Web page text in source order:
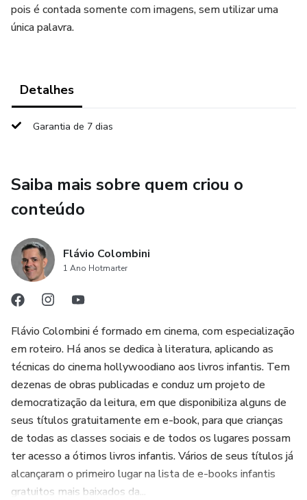
pois é contada somente com imagens, sem utilizar uma
única palavra.
Detalhes
Garantia de 7 dias
Saiba mais sobre quem criou o
conteúdo
Flávio Colombini
1 Ano Hotmarter
Flávio Colombini é formado em cinema, com especialização
em roteiro. Há anos se dedica à literatura, aplicando as
técnicas do cinema hollywoodiano aos livros infantis. Tem
dezenas de obras publicadas e conduz um projeto de
democratização da leitura, em que disponibiliza alguns de
seus títulos gratuitamente em e-book, para que crianças
de todas as classes sociais e de todos os lugares possam
ter acesso a ótimos livros infantis. Vários de seus títulos já
alcançaram o primeiro lugar na lista de e-books infantis
gratuitos mais baixados da...